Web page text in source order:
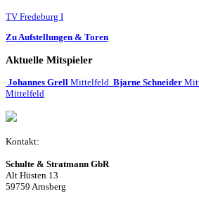
TV Fredeburg I
Zu Aufstellungen & Toren
Aktuelle Mitspieler
Johannes Grell Mittelfeld Bjarne Schneider
Mittelfeld
Kontakt:
Schulte & Stratmann GbR
Alt Hüsten 13
59759 Arnsberg